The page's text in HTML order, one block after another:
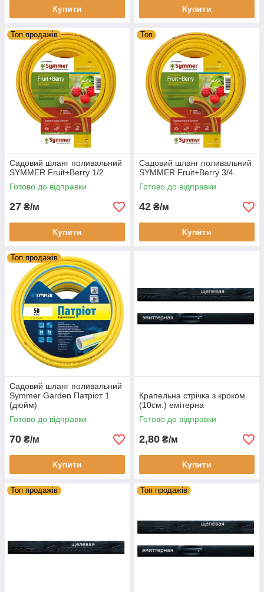
Купити Купити
Топ продажів
Садовий шланг поливальний
SYMMER Fruit+Berry 1/2
Готово до відправки
27 ₴/м
Купити
Топ
Садовий шланг поливальний
SYMMER Fruit+Berry 3/4
Готово до відправки
42 ₴/м
Купити
Топ продажів
Садовий шланг поливальний
Symmer Garden Патріот 1
(дюйм)
Готово до відправки
70 ₴/м
Купити
Крапельна стрічка з кроком
(10см.) емітерна
Готово до відправки
2,80 ₴/м
Купити
Топ продажів Топ продажів